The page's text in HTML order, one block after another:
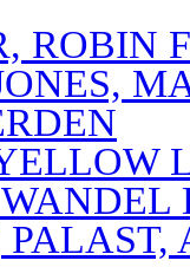
ROBIN